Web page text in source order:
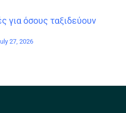
για όσους ταξιδεύουν
27, 2026